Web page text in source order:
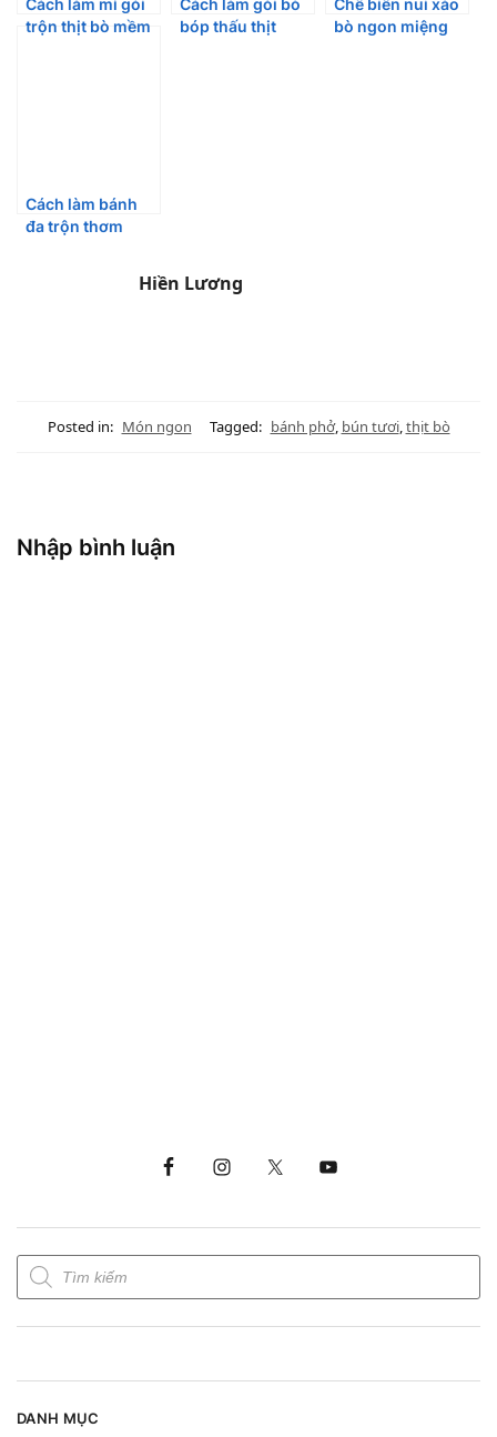
trộn thịt bò mềm
bóp thấu thịt
bò ngon miệng
Cách làm bánh
đa trộn thơm
Hiền Lương
Posted in: Món ngon Tagged: bánh phở, bún tươi,thịt bò
Nhập bình luận
DANH MỤC